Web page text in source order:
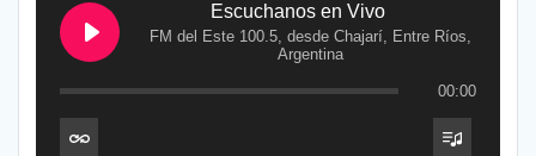
Escuchanos en Vivo
FM del Este 100.5, desde Chajarí, Entre Ríos,
Argentina
00:00